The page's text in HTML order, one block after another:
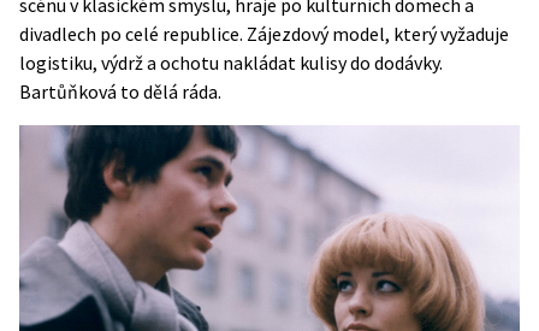
scénu v klasickém smyslu, hraje po kulturních domech a
divadlech po celé republice. Zájezdový model, který vyžaduje
logistiku, výdrž a ochotu nakládat kulisy do dodávky.
Bartůňková to dělá ráda.